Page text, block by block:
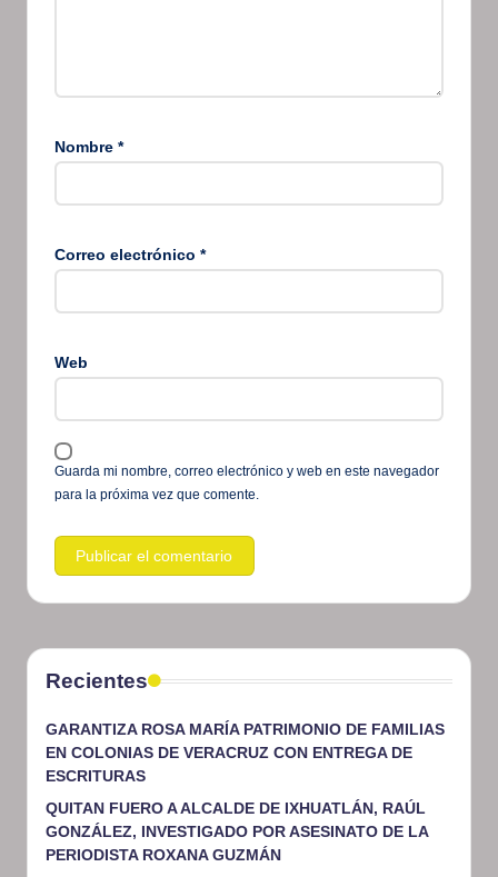
Nombre *
Correo electrónico *
Web
Guarda mi nombre, correo electrónico y web en este navegador
para la próxima vez que comente.
Recientes
GARANTIZA ROSA MARÍA PATRIMONIO DE FAMILIAS
EN COLONIAS DE VERACRUZ CON ENTREGA DE
ESCRITURAS
QUITAN FUERO A ALCALDE DE IXHUATLÁN, RAÚL
GONZÁLEZ, INVESTIGADO POR ASESINATO DE LA
PERIODISTA ROXANA GUZMÁN